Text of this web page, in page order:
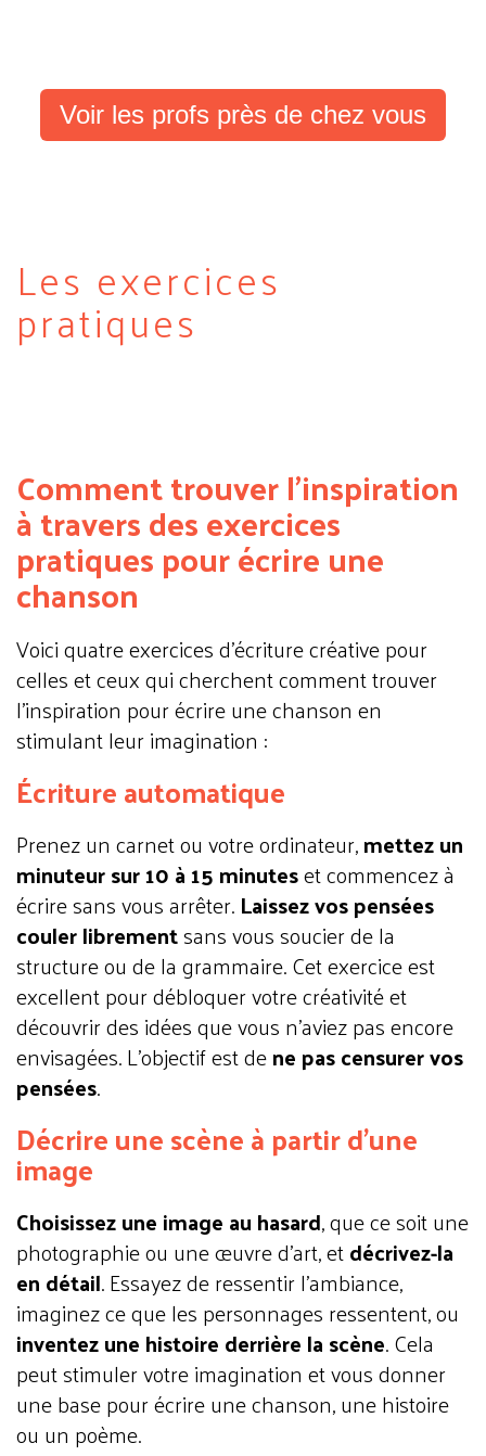
Voir les profs près de chez vous
Les exercices
pratiques
Comment trouver l'inspiration
à travers des exercices
pratiques pour écrire une
chanson
Voici quatre exercices d'écriture créative pour
celles et ceux qui cherchent comment trouver
l'inspiration pour écrire une chanson en
stimulant leur imagination :
Écriture automatique
Prenez un carnet ou votre ordinateur,mettez un
minuteur sur 10 à 15 minuteset commencez à
écrire sans vous arrêter.Laissez vos pensées
couler librementsans vous soucier de la
structure ou de la grammaire. Cet exercice est
excellent pour débloquer votre créativité et
découvrir des idées que vous n’aviez pas encore
envisagées. L’objectif est dene pas censurer vos
pensées.
Décrire une scène à partir d'une
image
Choisissez une image au hasard, que ce soit une
photographie ou une œuvre d'art, etdécrivez-la
en détail. Essayez de ressentir l'ambiance,
imaginez ce que les personnages ressentent, ou
inventez une histoire derrière la scène. Cela
peut stimuler votre imagination et vous donner
une base pour écrire une chanson, une histoire
ou un poème.